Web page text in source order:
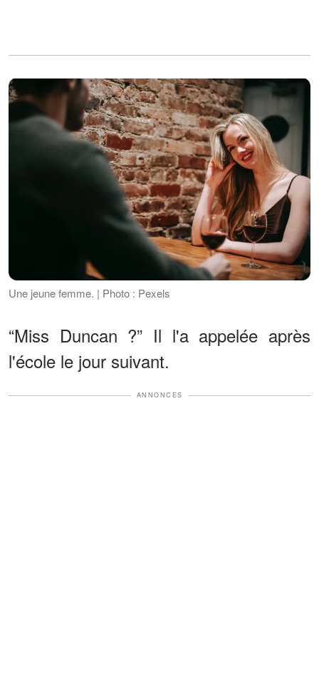
Une jeune femme. | Photo : Pexels
“Miss Duncan ?” Il l'a appelée après
l'école le jour suivant.
ANNONCES